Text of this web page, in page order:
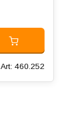
Art: 460.252